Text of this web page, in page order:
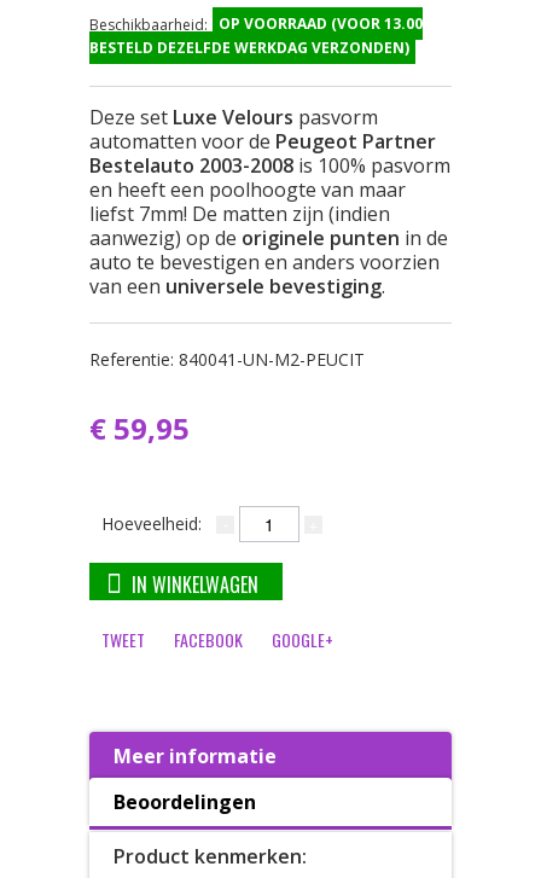
Beschikbaarheid:
OP VOORRAAD (VOOR 13.00
BESTELD DEZELFDE WERKDAG VERZONDEN)
Deze set Luxe Velours pasvorm
automatten voor de Peugeot Partner
Bestelauto 2003-2008 is 100% pasvorm
en heeft een poolhoogte van maar
liefst 7mm! De matten zijn (indien
aanwezig) op de originele punten in de
auto te bevestigen en anders voorzien
van een universele bevestiging.
Referentie: 840041-UN-M2-PEUCIT
€ 59,95
Hoeveelheid:
IN WINKELWAGEN
TWEET FACEBOOK GOOGLE+
Meer informatie
Beoordelingen
Product kenmerken: